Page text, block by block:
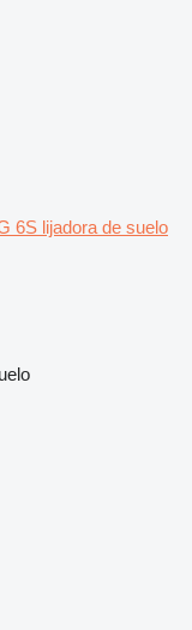
6S lijadora de suelo